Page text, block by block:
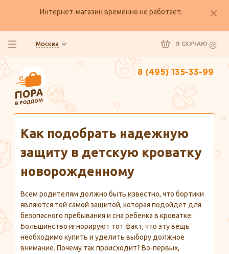
Интернет-магазин временно не работает.
Москва Я СКУЧАЮ
8 (495) 135-33-99
Как подобрать надежную
защиту в детскую кроватку
новорожденному
Всем родителям должно быть известно, что бортики
являются той самой защитой, которая подойдет для
безопасного пребывания и сна ребенка в кроватке.
Большинство игнорируют тот факт, что эту вещь
необходимо купить и уделить выбору должное
внимание. Почему так происходит? Во-первых,